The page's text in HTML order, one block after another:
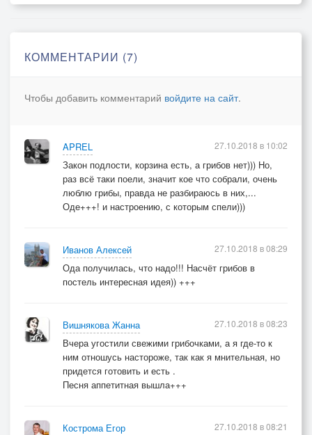
КОММЕНТАРИИ (7)
Чтобы добавить комментарий войдите на сайт.
APREL
Закон подлости, корзина есть, а грибов нет))) Но,
раз всё таки поели, значит кое что собрали, очень
люблю грибы, правда не разбираюсь в них,...
Оде+++! и настроению, с которым спели)))
27.10.2018 в 10:02
Иванов Алексей
Ода получилась, что надо!!! Насчёт грибов в
постель интересная идея)) +++
27.10.2018 в 08:29
Вишнякова Жанна
Вчера угостили свежими грибочками, а я где-то к
ним отношусь настороже, так как я мнительная, но
придется готовить и есть .
Песня аппетитная вышла+++
27.10.2018 в 08:23
Кострома Егор
27.10.2018 в 08:21